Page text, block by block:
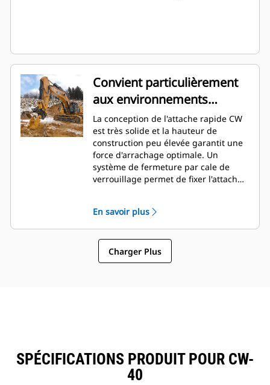
Convient particulièrement
aux environnements
difficiles
La conception de l'attache rapide CW
est très solide et la hauteur de
construction peu élevée garantit une
force d'arrachage optimale. Un
système de fermeture par cale de
verrouillage permet de fixer l'attache
durée de service de l'attache. Cela
rend l'attache rapide parfaitement
adaptée aux applications telles que le
rippage et la charge, la démolition
ainsi que dans les carrières.
En savoir plus
Charger Plus
SPÉCIFICATIONS PRODUIT POUR CW-
40